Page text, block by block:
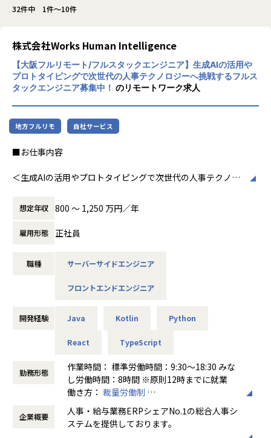
32件中 1件～10件
株式会社Works Human Intelligence
【大阪フルリモート/フルスタックエンジニア】生成AIの活用や
プロトタイピングで次世代の人事テクノロジーへ挑戦するフルス
タックエンジニア募集中！ のリモートワーク求人
地方フルリモ 自社サービス
■お仕事内容
＜生成AIの活用やプロトタイピングで次世代の人事テクノロ
Works Human Intelligenceのミッションは「複雑化、多様
化する社会課題を、人の知恵を結集し解決することで「はた
らく」を楽しくする」ことです。
WHIは大手法人向け統合人事システム「COMPANY」の開
トマネジメント等人事にまつわる業務領域を広くカバーして
人事・給与業務分野シェアNo.1※の製品です。
上金額シェア
出典：ITR「ITR Market View：ERP市場2024」
20年以上続く人事給与や労務アプリの他に、近年ではタレン
トマネジメント、エンゲージメントなど新たな領域にも進出
しており、グループで約2000人が在籍する大企業でありなが
想定年収 800 〜 1,250 万円／年
雇用形態 正社員
職種 サーバーサイドエンジニア
フロントエンドエンジニア
開発経験 Java Kotlin Python
React TypeScript
勤務形態
作業時間： 標準労働時間：9:30～18:30 みな
し労働時間：8時間 ※原則12時までに就業
働き方： 裁量労働制
時間外労働の有無： 有（月平均30時間）
休憩時間： 60分
企業概要
人事・給与業務ERPシェアNo.1の総合人事シ
ステムを提供しております。